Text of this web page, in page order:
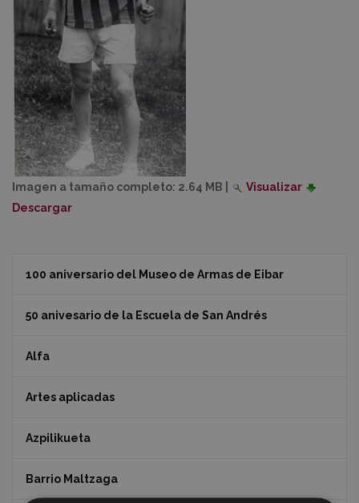
Imagen a tamaño completo: 2.64 MB
Visualizar
Descargar
100 aniversario del Museo de Armas de Eibar
50 anivesario de la Escuela de San Andrés
Alfa
Artes aplicadas
Azpilikueta
Barrio Maltzaga